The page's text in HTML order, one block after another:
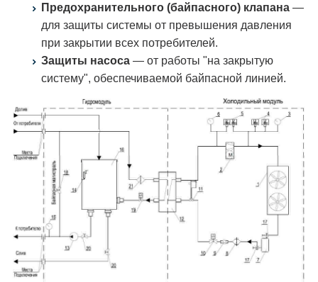
Предохранительного (байпасного) клапана —
для защиты системы от превышения давления
при закрытии всех потребителей.
Защиты насоса — от работы "на закрытую
систему", обеспечиваемой байпасной линией.